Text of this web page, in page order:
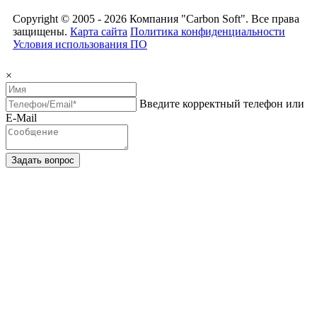
Copyright © 2005 - 2026 Компания "Carbon Soft". Все права
защищены. Карта сайта Политика конфиденциальности
Условия использования ПО
×
Введите корректный телефон или
E-Mail
Задать вопрос